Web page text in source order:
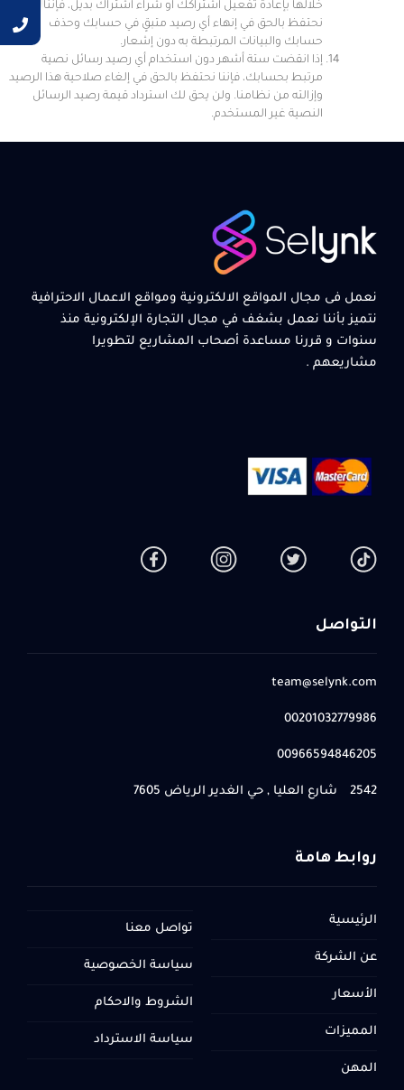
خلالها بإعادة تفعيل اشتراكك أو شراء اشتراك بديل، فإننا
نحتفظ بالحق في إنهاء أي رصيد متبقٍ في حسابك وحذف
حسابك والبيانات المرتبطة به دون إشعار.
إذا انقضت ستة أشهر دون استخدام أي رصيد رسائل نصية
مرتبط بحسابك، فإننا نحتفظ بالحق في إلغاء صلاحية هذا الرصيد
وإزالته من نظامنا. ولن يحق لك استرداد قيمة رصيد الرسائل
النصية غير المستخدم.
روابط هامة
الرئيسية
عن الشركة
الأسعار
المميزات
المهن
تواصل معنا
سياسة الخصوصية
الشروط والاحكام
سياسة الاسترداد
التواصل
team@selynk.com
00201032779986
00966594846205
2542 شارع العليا , حي الغدير الرياض 7605
نعمل فى مجال المواقع الالكترونية ومواقع الاعمال الاحترافية
نتميز بأننا نعمل بشغف في مجال التجارة الإلكترونية منذ
سنوات و قررنا مساعدة أصحاب المشاريع لتطويرا
مشاريعهم .